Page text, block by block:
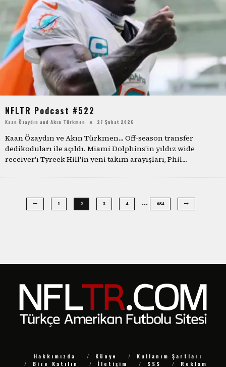
NFLTR Podcast #522
Kaan Özaydın and Akın Türkmen 27 Şubat 2026
Kaan Özaydın ve Akın Türkmen... Off-season transfer
dedikoduları ile açıldı. Miami Dolphins'in yıldız wide
receiver'ı Tyreek Hill'in yeni takım arayışları, Phil...
1 2 3 4 … 684
Hakkımızda Künye
Kullanım Şartları
Bize Katılın
İletişim SSS Reklam